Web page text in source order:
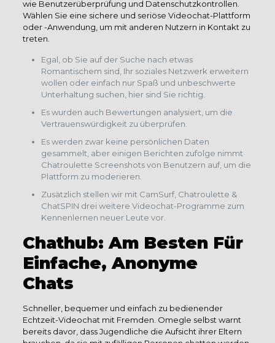
wie Benutzerüberprüfung und Datenschutzkontrollen.
Wählen Sie eine sichere und seriöse Videochat-Plattform
oder -Anwendung, um mit anderen Nutzern in Kontakt zu
treten.
Egal, ob Sie auf der Suche nach etwas
Romantischem sind, Ihr soziales Netzwerk erweitern
wollen oder einfach nur Spaß und unbeschwerte
Unterhaltung suchen, hier sind Sie richtig.
Es wurden auch Bewertungen analysiert, um die
Vertrauenswürdigkeit zu überprüfen.
Es werden zwar keine persönlichen Daten
gesammelt, aber einigen Berichten zufolge nimmt
Chatroulette Screenshots von Benutzern auf, um die
Plattform zu moderieren.
Zusätzlich stellen wir mit CamSurf, Chatroulette &
ChatSPIN drei weitere Videochat-Programme zum
Kennenlernen neuer Leute vor.
Chathub: Am Besten Für
Einfache, Anonyme
Chats
Schneller, bequemer und einfach zu bedienender
Echtzeit-Videochat mit Fremden. Omegle selbst warnt
bereits davor, dass Jugendliche die Aufsicht ihrer Eltern